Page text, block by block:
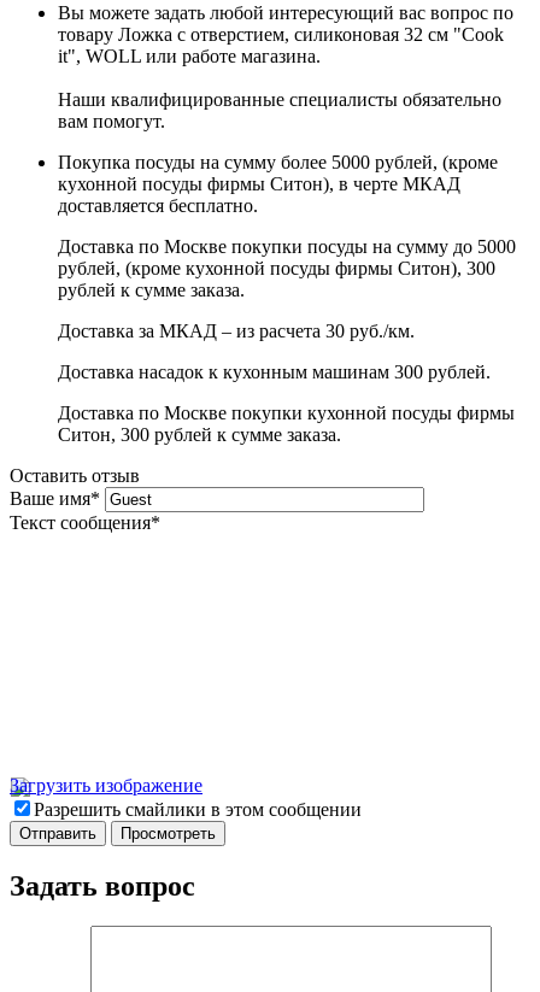
Вы можете задать любой интересующий вас вопрос по
товару Ложка с отверстием, силиконовая 32 см "Cook
it", WOLL или работе магазина.
Наши квалифицированные специалисты обязательно
вам помогут.
Покупка посуды на сумму более 5000 рублей, (кроме
кухонной посуды фирмы Ситон), в черте МКАД
доставляется бесплатно.
Доставка по Москве покупки посуды на сумму до 5000
рублей, (кроме кухонной посуды фирмы Ситон), 300
рублей к сумме заказа.
Доставка за МКАД – из расчета 30 руб./км.
Доставка насадок к кухонным машинам 300 рублей.
Доставка по Москве покупки кухонной посуды фирмы
Ситон, 300 рублей к сумме заказа.
Оставить отзыв
Ваше имя*
Текст сообщения*
Загрузить изображение
Разрешить смайлики в этом сообщении
Задать вопрос